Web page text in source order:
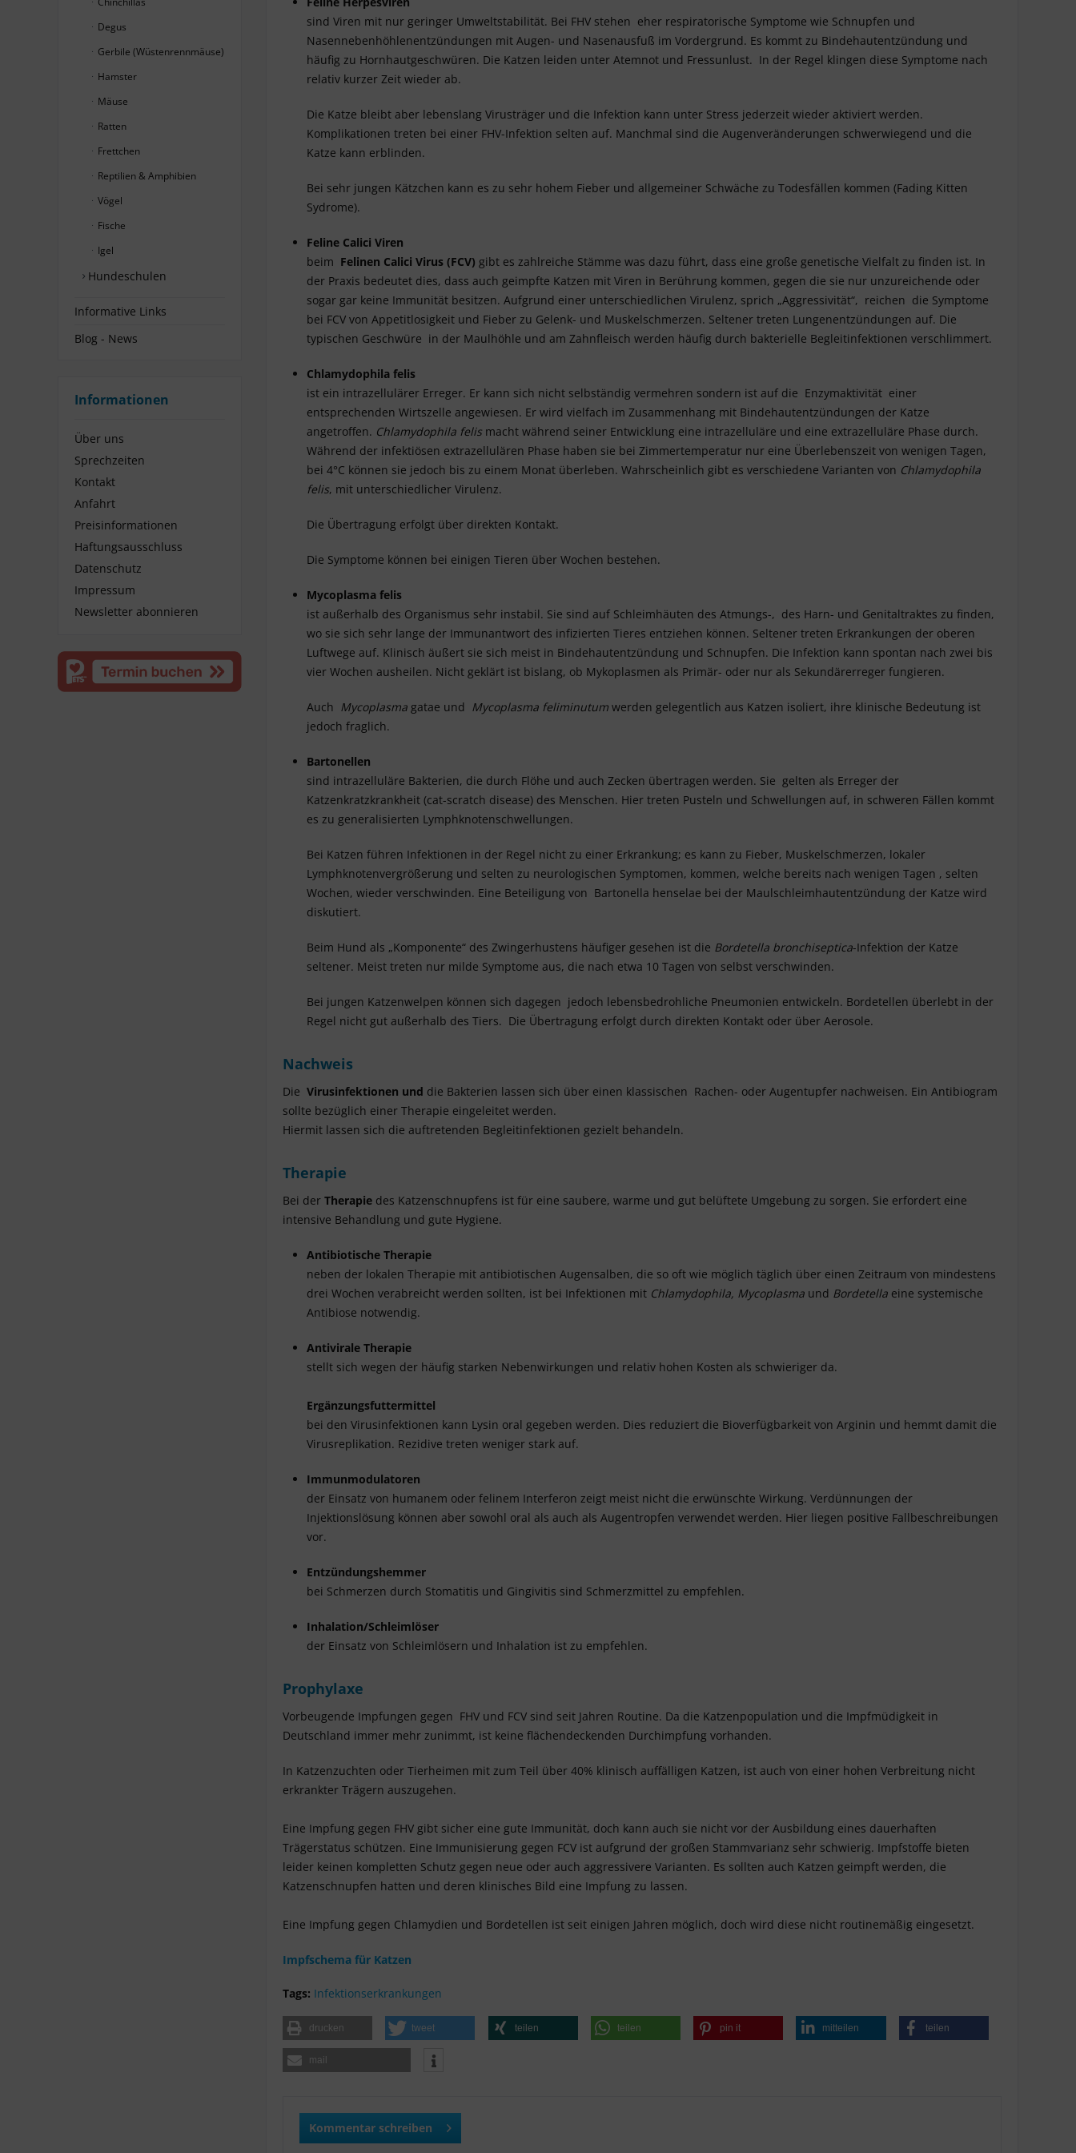
Degus
Gerbile (Wüstenrennmäuse)
Hamster
Mäuse
Ratten
Frettchen
Reptilien & Amphibien
Vögel
Fische
Igel
Hundeschulen
Informative Links
Blog - News
Informationen
Über uns
Sprechzeiten
Kontakt
Anfahrt
Preisinformationen
Haftungsausschluss
Datenschutz
Impressum
Newsletter abonnieren
sind Viren mit nur geringer Umweltstabilität. Bei FHV stehen eher respiratorische Symptome wie Schnupfen und
Nasennebenhöhlenentzündungen mit Augen- und Nasenausfuß im Vordergrund. Es kommt zu Bindehautentzündung und
häufig zu Hornhautgeschwüren. Die Katzen leiden unter Atemnot und Fressunlust. In der Regel klingen diese Symptome nach
relativ kurzer Zeit wieder ab.
Die Katze bleibt aber lebenslang Virusträger und die Infektion kann unter Stress jederzeit wieder aktiviert werden.
Komplikationen treten bei einer FHV-Infektion selten auf. Manchmal sind die Augenveränderungen schwerwiegend und die
Katze kann erblinden.
Bei sehr jungen Kätzchen kann es zu sehr hohem Fieber und allgemeiner Schwäche zu Todesfällen kommen (Fading Kitten
Sydrome).
Feline Calici Viren
beim Felinen Calici Virus (FCV) gibt es zahlreiche Stämme was dazu führt, dass eine große genetische Vielfalt zu finden ist. In
der Praxis bedeutet dies, dass auch geimpfte Katzen mit Viren in Berührung kommen, gegen die sie nur unzureichende oder
sogar gar keine Immunität besitzen. Aufgrund einer unterschiedlichen Virulenz, sprich „Aggressivität“, reichen die Symptome
bei FCV von Appetitlosigkeit und Fieber zu Gelenk- und Muskelschmerzen. Seltener treten Lungenentzündungen auf. Die
typischen Geschwüre in der Maulhöhle und am Zahnfleisch werden häufig durch bakterielle Begleitinfektionen verschlimmert.
Chlamydophila felis
ist ein intrazellulärer Erreger. Er kann sich nicht selbständig vermehren sondern ist auf die Enzymaktivität einer
entsprechenden Wirtszelle angewiesen. Er wird vielfach im Zusammenhang mit Bindehautentzündungen der Katze
angetroffen. Chlamydophila felis macht während seiner Entwicklung eine intrazelluläre und eine extrazelluläre Phase durch.
Während der infektiösen extrazellulären Phase haben sie bei Zimmertemperatur nur eine Überlebenszeit von wenigen Tagen,
bei 4°C können sie jedoch bis zu einem Monat überleben. Wahrscheinlich gibt es verschiedene Varianten von Chlamydophila
felis, mit unterschiedlicher Virulenz.
Die Übertragung erfolgt über direkten Kontakt.
Die Symptome können bei einigen Tieren über Wochen bestehen.
Mycoplasma felis
ist außerhalb des Organismus sehr instabil. Sie sind auf Schleimhäuten des Atmungs-, des Harn- und Genitaltraktes zu finden,
wo sie sich sehr lange der Immunantwort des infizierten Tieres entziehen können. Seltener treten Erkrankungen der oberen
Luftwege auf. Klinisch äußert sie sich meist in Bindehautentzündung und Schnupfen. Die Infektion kann spontan nach zwei bis
vier Wochen ausheilen. Nicht geklärt ist bislang, ob Mykoplasmen als Primär- oder nur als Sekundärerreger fungieren.
Auch Mycoplasma gatae und Mycoplasma feliminutum werden gelegentlich aus Katzen isoliert, ihre klinische Bedeutung ist
jedoch fraglich.
Bartonellen
sind intrazelluläre Bakterien, die durch Flöhe und auch Zecken übertragen werden. Sie gelten als Erreger der
Katzenkratzkrankheit (cat-scratch disease) des Menschen. Hier treten Pusteln und Schwellungen auf, in schweren Fällen kommt
es zu generalisierten Lymphknotenschwellungen.
Bei Katzen führen Infektionen in der Regel nicht zu einer Erkrankung; es kann zu Fieber, Muskelschmerzen, lokaler
Lymphknotenvergrößerung und selten zu neurologischen Symptomen, kommen, welche bereits nach wenigen Tagen , selten
Wochen, wieder verschwinden. Eine Beteiligung von Bartonella henselae bei der Maulschleimhautentzündung der Katze wird
diskutiert.
Beim Hund als „Komponente“ des Zwingerhustens häufiger gesehen ist die Bordetella bronchiseptica-Infektion der Katze
seltener. Meist treten nur milde Symptome aus, die nach etwa 10 Tagen von selbst verschwinden.
Bei jungen Katzenwelpen können sich dagegen jedoch lebensbedrohliche Pneumonien entwickeln. Bordetellen überlebt in der
Regel nicht gut außerhalb des Tiers. Die Übertragung erfolgt durch direkten Kontakt oder über Aerosole.
Nachweis
Die Virusinfektionen und die Bakterien lassen sich über einen klassischen Rachen- oder Augentupfer nachweisen. Ein Antibiogram
sollte bezüglich einer Therapie eingeleitet werden.
Hiermit lassen sich die auftretenden Begleitinfektionen gezielt behandeln.
Therapie
Bei der Therapie des Katzenschnupfens ist für eine saubere, warme und gut belüftete Umgebung zu sorgen. Sie erfordert eine
intensive Behandlung und gute Hygiene.
Antibiotische Therapie
neben der lokalen Therapie mit antibiotischen Augensalben, die so oft wie möglich täglich über einen Zeitraum von mindestens
drei Wochen verabreicht werden sollten, ist bei Infektionen mit Chlamydophila, Mycoplasma und Bordetella eine systemische
Antibiose notwendig.
Antivirale Therapie
stellt sich wegen der häufig starken Nebenwirkungen und relativ hohen Kosten als schwieriger da.
Ergänzungsfuttermittel
bei den Virusinfektionen kann Lysin oral gegeben werden. Dies reduziert die Bioverfügbarkeit von Arginin und hemmt damit die
Virusreplikation. Rezidive treten weniger stark auf.
Immunmodulatoren
der Einsatz von humanem oder felinem Interferon zeigt meist nicht die erwünschte Wirkung. Verdünnungen der
Injektionslösung können aber sowohl oral als auch als Augentropfen verwendet werden. Hier liegen positive Fallbeschreibungen
vor.
Entzündungshemmer
bei Schmerzen durch Stomatitis und Gingivitis sind Schmerzmittel zu empfehlen.
Inhalation/Schleimlöser
der Einsatz von Schleimlösern und Inhalation ist zu empfehlen.
Prophylaxe
Vorbeugende Impfungen gegen FHV und FCV sind seit Jahren Routine. Da die Katzenpopulation und die Impfmüdigkeit in
Deutschland immer mehr zunimmt, ist keine flächendeckenden Durchimpfung vorhanden.
In Katzenzuchten oder Tierheimen mit zum Teil über 40% klinisch auffälligen Katzen, ist auch von einer hohen Verbreitung nicht
erkrankter Trägern auszugehen.
Eine Impfung gegen FHV gibt sicher eine gute Immunität, doch kann auch sie nicht vor der Ausbildung eines dauerhaften
Trägerstatus schützen. Eine Immunisierung gegen FCV ist aufgrund der großen Stammvarianz sehr schwierig. Impfstoffe bieten
leider keinen kompletten Schutz gegen neue oder auch aggressivere Varianten. Es sollten auch Katzen geimpft werden, die
Katzenschnupfen hatten und deren klinisches Bild eine Impfung zu lassen.
Eine Impfung gegen Chlamydien und Bordetellen ist seit einigen Jahren möglich, doch wird diese nicht routinemäßig eingesetzt.
Impfschema für Katzen
Tags: Infektionserkrankungen
drucken tweet teilen teilen pin it mitteilen teilen
mail
Kommentar schreiben